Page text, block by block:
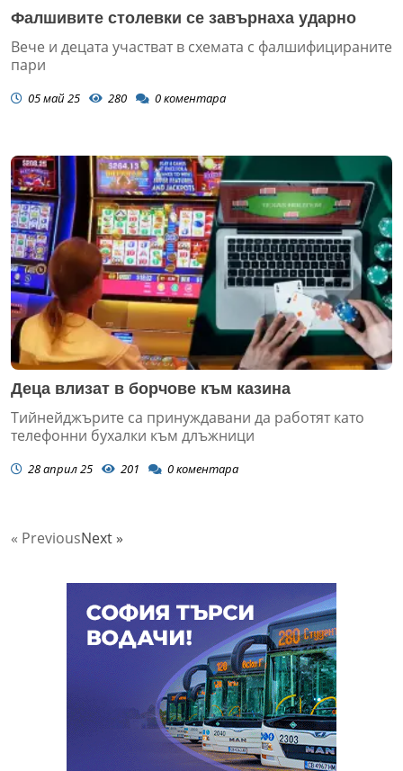
Фалшивите столевки се завърнаха ударно
Вече и децата участват в схемата с фалшифицираните
пари
05 май 25 280 0коментара
Деца влизат в борчове към казина
Тийнейджърите са принуждавани да работят като
телефонни бухалки към длъжници
28 април 25 201 0коментара
« PreviousNext »